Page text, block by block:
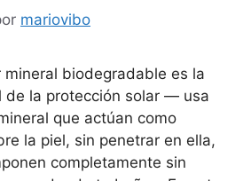
mariovibo
mineral biodegradable es la
de la protección solar — usa
que actúan como
la piel, sin penetrar en ella,
completamente sin